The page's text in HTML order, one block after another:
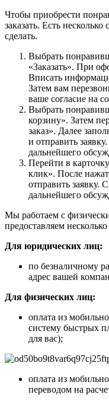
Чтобы приобрести
заказать. Есть
сделать.
Выбрать
«Заказать». При
Вписать
Затем вам
ваше согласие на
Выбрать
корзину». Затем
заказ». Далее
и отправить
дальнейшего
Перейти в
клик». После
отправить заявку.
дальнейшего
Мы работаем с
предоставляем
Для юридических лиц:
по безналичному
адрес вашей
Для физических лиц:
оплата из
систему быстрых
для вас);
оплата из
переводом на